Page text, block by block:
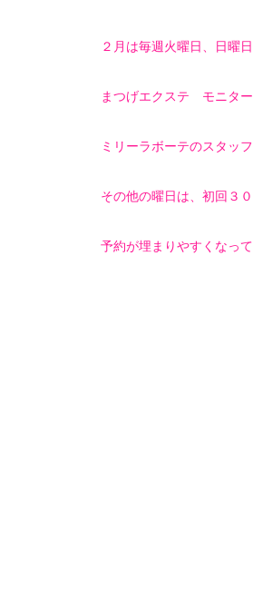
２月は毎週火曜日、日曜日
まつげエクステ モニター
ミリーラボーテのスタッ
その他の曜日は、初回３０
予約が埋まりやすくなっ